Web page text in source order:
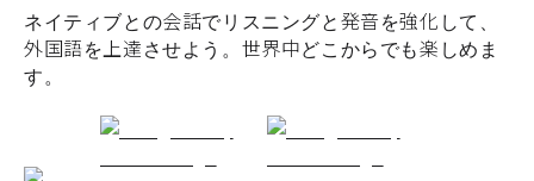
ネイティブとの会話でリスニングと発音を強化して、
外国語を上達させよう。世界中どこからでも楽しめま
す。